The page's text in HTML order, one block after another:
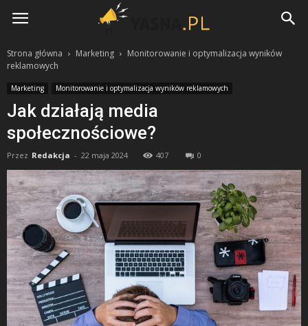
Yasna.pl
Strona główna Marketing
Monitorowanie i optymalizacja wyników
reklamowych
Marketing Monitorowanie i optymalizacja wyników reklamowych
Jak działają media
społecznościowe?
Przez Redakcja - 22 maja 2024 407 0